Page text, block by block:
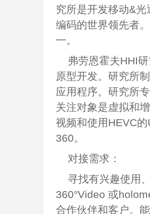
究所是开发移动&
编码的世界领先者
一。
弗劳恩霍夫HHI
原型开发。研究所
应用程序。研究所
关注对象是虚拟和
视频和使用HEVC
360。
对接需求：
寻找有兴趣使用
360°Video 或
合作伙伴和客户。